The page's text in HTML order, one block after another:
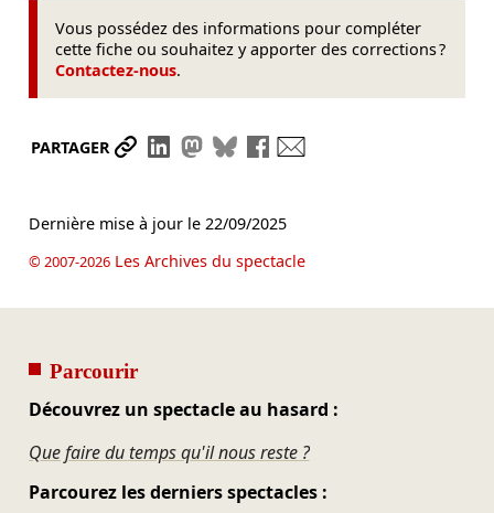
Vous possédez des informations pour compléter
cette fiche ou souhaitez y apporter des corrections ?
Contactez-nous.
PARTAGER Partager le lien
Partager sur LinkedIn
Partager sur Mastodon
Partager sur Bluesky
Partager sur Facebook
Dernière mise à jour le 22/09/2025
© 2007-2026Les Archives du spectacle
Parcourir
Découvrez un spectacle au hasard :
Que faire du temps qu'il nous reste ?
Parcourez les derniers spectacles :